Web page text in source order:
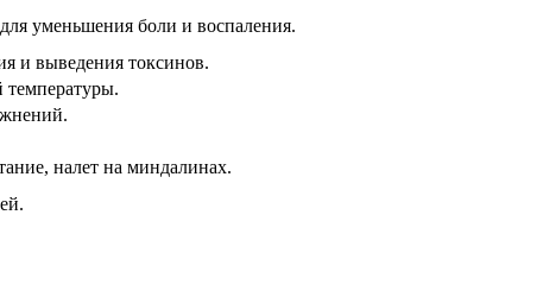
уменьшения боли и воспаления.
и выведения токсинов.
налет на миндалинах.